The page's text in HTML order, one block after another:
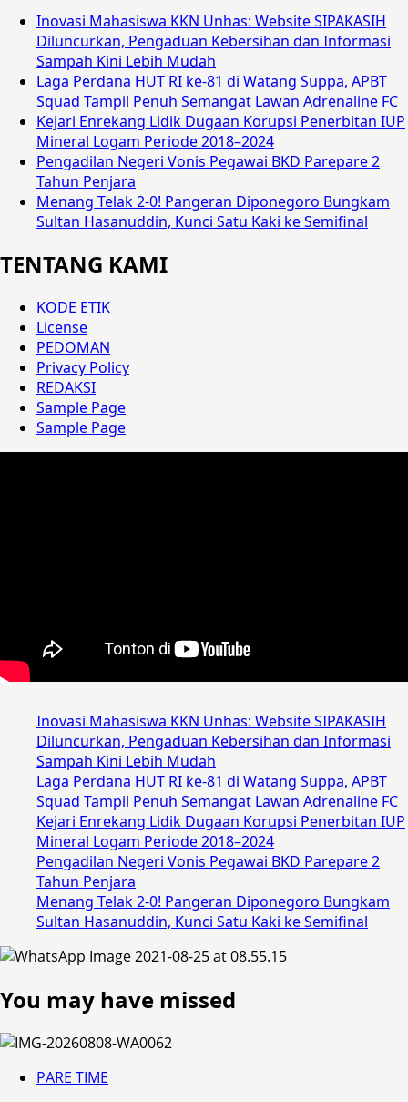
Inovasi Mahasiswa KKN Unhas: Website SIPAKASIH
Diluncurkan, Pengaduan Kebersihan dan Informasi
Sampah Kini Lebih Mudah
Laga Perdana HUT RI ke-81 di Watang Suppa, APBT
Squad Tampil Penuh Semangat Lawan Adrenaline FC
Kejari Enrekang Lidik Dugaan Korupsi Penerbitan IUP
Mineral Logam Periode 2018–2024
Pengadilan Negeri Vonis Pegawai BKD Parepare 2
Tahun Penjara
Menang Telak 2-0! Pangeran Diponegoro Bungkam
Sultan Hasanuddin, Kunci Satu Kaki ke Semifinal
TENTANG KAMI
KODE ETIK
License
PEDOMAN
Privacy Policy
REDAKSI
Sample Page
Sample Page
Inovasi Mahasiswa KKN Unhas: Website SIPAKASIH
Diluncurkan, Pengaduan Kebersihan dan Informasi
Sampah Kini Lebih Mudah
Laga Perdana HUT RI ke-81 di Watang Suppa, APBT
Squad Tampil Penuh Semangat Lawan Adrenaline FC
Kejari Enrekang Lidik Dugaan Korupsi Penerbitan IUP
Mineral Logam Periode 2018–2024
Pengadilan Negeri Vonis Pegawai BKD Parepare 2
Tahun Penjara
Menang Telak 2-0! Pangeran Diponegoro Bungkam
Sultan Hasanuddin, Kunci Satu Kaki ke Semifinal
You may have missed
PARE TIME